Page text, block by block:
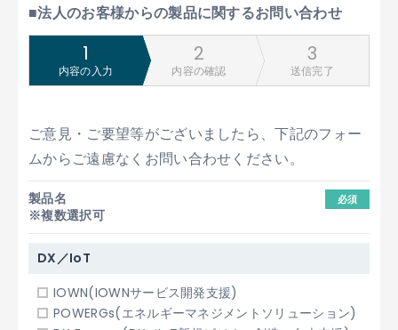
■法人のお客様からの製品に関するお問い合わせ
内容の入力 内容の確認 送信完了
ご意見・ご要望等がございましたら、下記のフォー
ムからご遠慮なくお問い合わせください。
製品名
※複数選択可
必須
DX／IoT
IOWN(IOWNサービス開発支援)
POWERGs(エネルギーマネジメントソリューション)